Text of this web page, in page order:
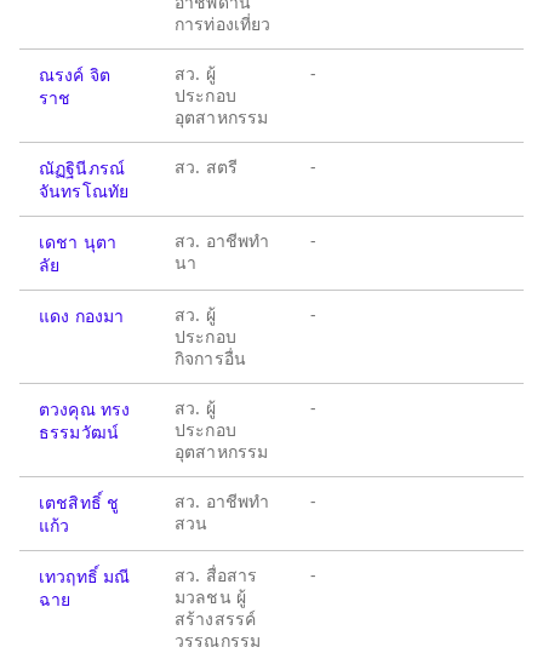
การท่องเที่ยว
ณรงค์ จิต
ราช
สว. ผู้
ประกอบ
อุตสาหกรรม
-
ณัฏฐินีภรณ์
จันทรโณทัย
สว. สตรี -
เดชา นุตา
ลัย
สว. อาชีพทำ
นา
-
แดง กองมา
สว. ผู้
ประกอบ
กิจการอื่น
-
ตวงคุณ ทรง
ธรรมวัฒน์
สว. ผู้
ประกอบ
อุตสาหกรรม
-
เตชสิทธิ์ ชู
แก้ว
สว. อาชีพทำ
สวน
-
เทวฤทธิ์ มณี
ฉาย
สว. สื่อสาร
มวลชน ผู้
สร้างสรรค์
วรรณกรรม
-